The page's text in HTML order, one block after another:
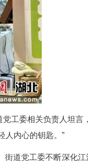
”：业态趋同，
再。更关键的
对话。